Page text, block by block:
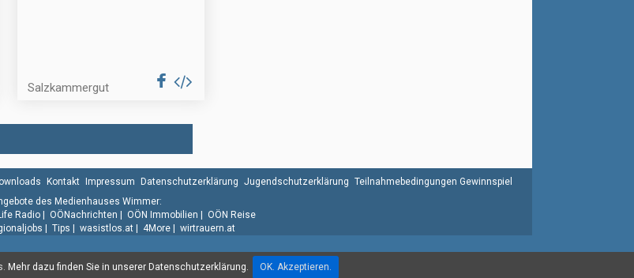
Salzkammergut
Mehr dazu finden Sie in unserer Datenschutzerklärung. OK. Akzeptieren.
Kontakt Impressum Datenschutzerklärung Jugendschutzerklärung Teilnahmebedingungen Gewinnspiel
des Medienhauses Wimmer:
Radio OÖNachrichten OÖN Immobilien
OÖN Reise
Tips wasistlos.at 4More wirtrauern.at